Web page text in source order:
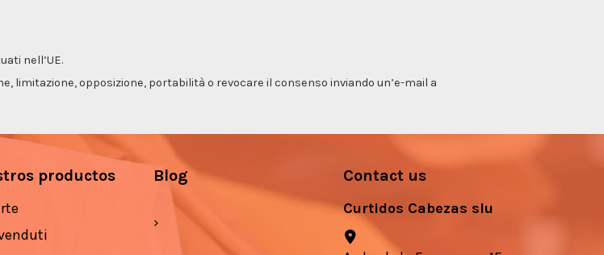
nell’UE.
limitazione, opposizione, portabilità o revocare il consenso inviando un’e-mail a
productos Blog Contact us
Curtidos Cabezas slu